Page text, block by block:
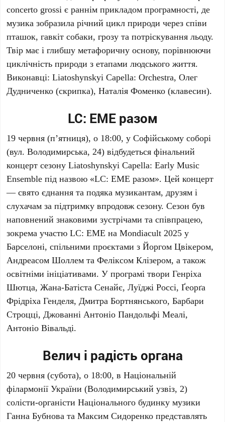
concerto grossi є раннім прикладом програмності, де
музика зобразила річний цикл природи через співи
пташок, гавкіт собаки, грозу та потріскування льоду.
Твір має і глибшу метафоричну основу, порівнюючи
циклічність природи з етапами людського життя.
Виконавці:Liatoshynskyi Capella: Orchestra,Олег
Дудниченко (скрипка),Наталія Фоменко (клавесин).
LC: EME разом
19 червня (п’ятниця), о 18:00, уСофійському соборі
(вул. Володимирська, 24) відбудеться фінальний
концерт сезонуLiatoshynskyi Capella: Early Music
Ensemble під назвою «LC: EME разом». Цей концерт
— свято єднання та подяка музикантам, друзям і
слухачам за підтримку впродовж сезону. Сезон був
наповнений знаковими зустрічами та співпрацею,
зокрема участю LC: EME наMondiacult 2025 у
Барселоні, спільними проєктами зЙоргом Цвікером,
Андреасом Шоллем таФеліксом Клізером, а також
освітніми ініціативами. У програмі твориГенріха
Шютца,Жана-Батіста Сенайє,Луїджі Россі,Ґеорґа
Фрідріха Генделя,Дмитра Бортнянського,Барбари
Строцці,Джованні Антоніо Пандольфі Меалі,
Антоніо Вівальді.
Велич і радість органа
20 червня (субота), о 18:00, вНаціональній
філармонії України (Володимирський узвіз, 2)
солісти-органістиНаціонального будинку музики
Ганна Бубнова таМаксим Сидоренко представлять